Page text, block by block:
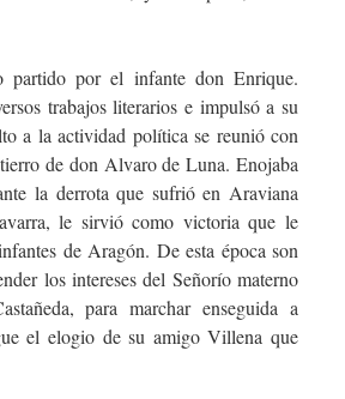
partido por el infante don Enrique.
trabajos literarios e impulsó a su
a la actividad política se reunió con
de don Alvaro de Luna. Enojaba
la derrota que sufrió en Araviana
le sirvió como victoria que le
de Aragón. De esta época son
los intereses del Señorío materno
para marchar enseguida a
el elogio de su amigo Villena que